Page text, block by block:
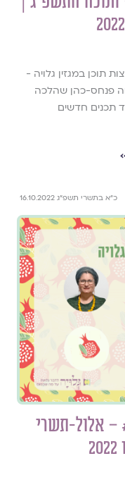
תוכן במגזין גלויה -
פנחס-כהן שהלכה
תכנים חדשים
כ״א בתשרי תשפ״ג 16.10.2022
מה חדש במגזין גלויה #26 – אלול-תשרי